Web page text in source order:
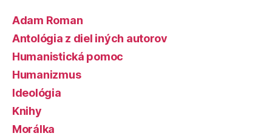
Adam Roman
Antológia z diel iných autorov
Humanistická pomoc
Humanizmus
Ideológia
Knihy
Morálka